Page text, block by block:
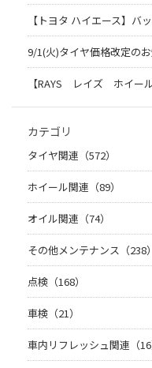
【トヨタ ハイエース】バ
9/1(火)タイヤ価格改定の
【RAYS レイズ ホイー
カテゴリ
タイヤ関連（572）
ホイール関連（89）
オイル関連（74）
その他メンテナンス（238）
点検（168）
車検（21）
車内リフレッシュ関連（16